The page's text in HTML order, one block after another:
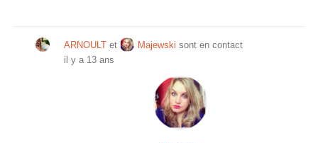
ARNOULT et Majewski sont en contact
il y a 13 ans